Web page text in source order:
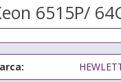
6515P/